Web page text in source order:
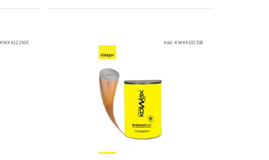
KWX412250E Kód:KWX410250E